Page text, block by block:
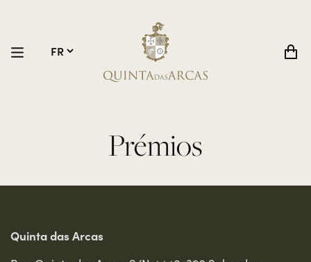
Prémios
Quinta das Arcas